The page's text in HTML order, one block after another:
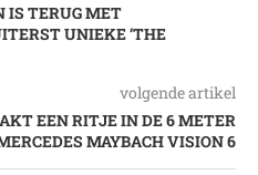
IS TERUG MET
UNIEKE ‘THE
volgende artikel
EEN RITJE IN DE 6 METER
MAYBACH VISION 6